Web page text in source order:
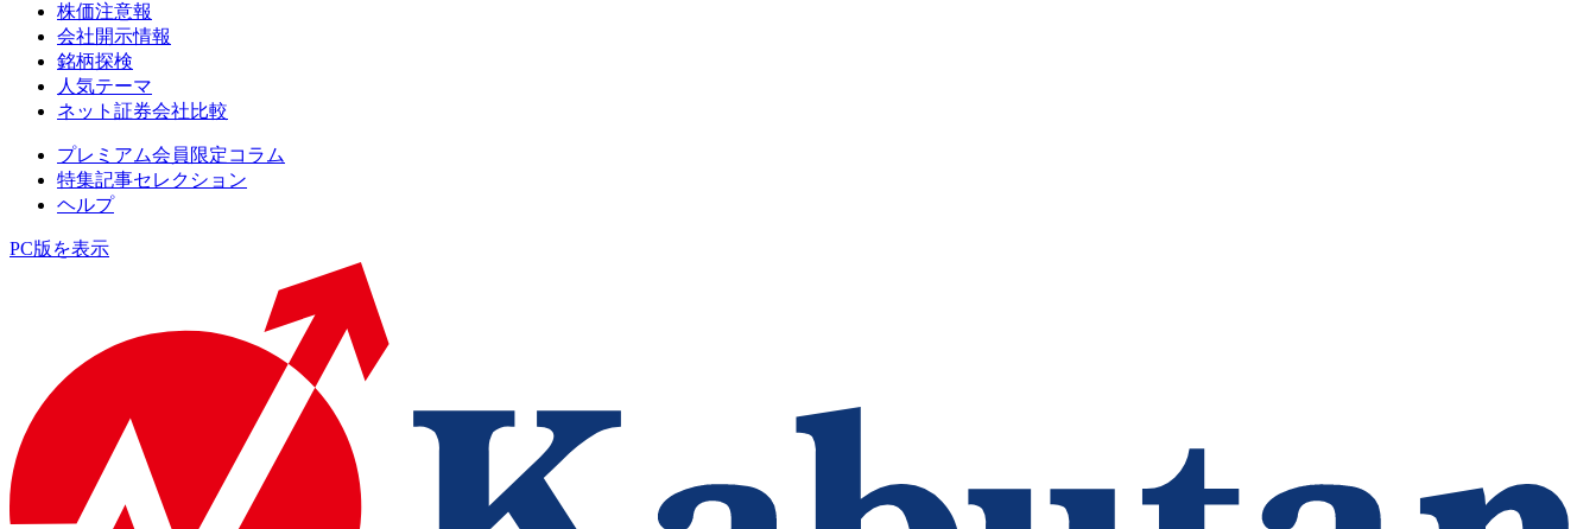
株価注意報
会社開示情報
銘柄探検
人気テーマ
ネット証券会社比較
プレミアム会員限定コラム
特集記事セレクション
ヘルプ
PC版を表示